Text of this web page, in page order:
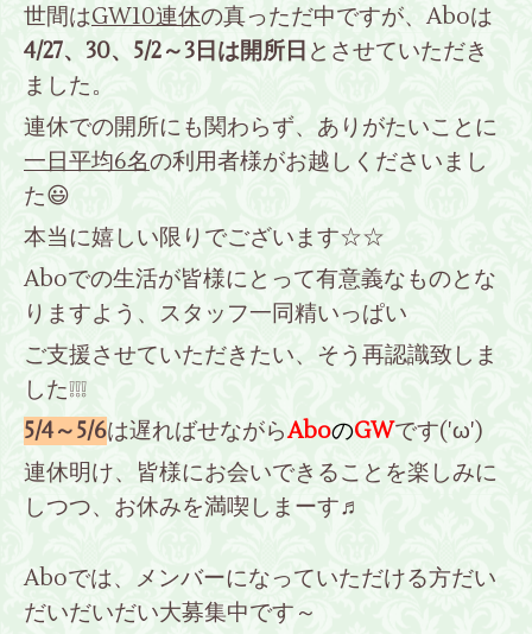
世間はGW10連休の真っただ中ですが、Aboは
4/27、30、5/2～3日は開所日 とさせていただき
ました。
連休での開所にも関わらず、ありがたいことに
一日平均6名の利用者様がお越しくださいまし
た😃
本当に嬉しい限りでございます☆☆
Aboでの生活が皆様にとって有意義なものとな
りますよう、スタッフ一同精いっぱい
ご支援させていただきたい、そう再認識致しま
した❕❕❕
5/4～5/6は遅ればせながらAboのGWです('ω')
連休明け、皆様にお会いできることを楽しみに
しつつ、お休みを満喫しまーす♬
Aboでは、メンバーになっていただける方だい
だいだいだい大募集中です～